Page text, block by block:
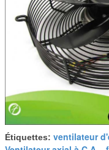
Étiquettes: ventilateur